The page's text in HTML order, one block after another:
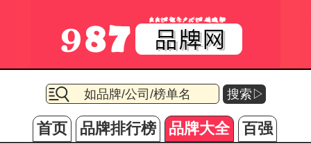
搜索▷
首页 品牌排行榜 品牌大全 百强